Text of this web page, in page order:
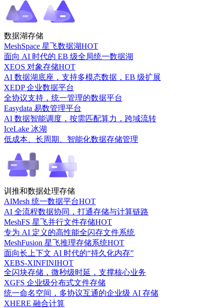
数据湖存储
MeshSpace 星飞数据湖HOT
面向 AI 时代的 EB 级全局统一数据湖
XEOS 对象存储HOT
AI 数据湖底座，支持多模态数据，EB 级扩展
XEDP 企业数据平台
全协议支持，统一管理的数据平台
Easydata 易数管理平台
AI 数据智能调度，按需匹配算力，跨域流转
IceLake 冰湖
低成本、长周期、智能化数据存储管理
训推和数据处理存储
AIMesh 统一数据平台HOT
AI 全流程数据协同，打通存储与计算链路
MeshFS 星飞并行文件存储HOT
专为 AI 定义的高性能全闪存文件系统
MeshFusion 星飞推理存储系统HOT
面向长上下文 AI 时代的“持久化内存”
XEBS-XINFINIHOT
全闪块存储，微秒级时延，支撑核心业务
XGFS 企业级分布式文件存储
统一命名空间，多协议互通的企业级 AI 存储
XHERE 融合计算